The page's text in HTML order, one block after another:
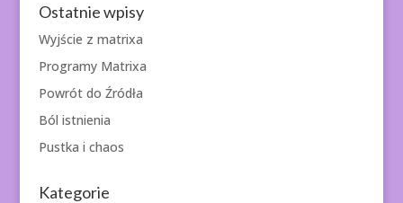
Ostatnie wpisy
Wyjście z matrixa
Programy Matrixa
Powrót do Źródła
Ból istnienia
Pustka i chaos
Kategorie